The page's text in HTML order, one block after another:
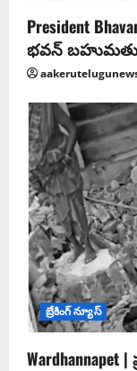
President
భవన్
బ్రేకింగ్ న్యూస్